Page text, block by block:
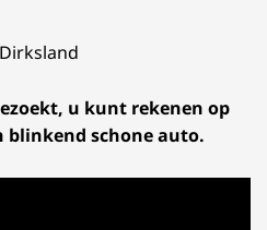
u kunt rekenen op
blinkend schone auto.